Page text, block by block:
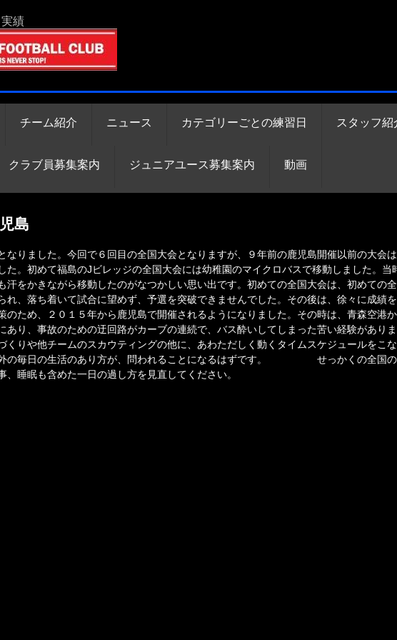
績
チーム紹介 ニュース カテゴリーごとの練習日 スタッフ紹
クラブ員募集案内 ジュニアユース募集案内 動画
島
りました。今回で６回目の全国大会となりますが、９年前の鹿児島開催以前の大会
た。初めて福島のJビレッジの全国大会には幼稚園のマイクロバスで移動しました。
汗をかきながら移動したのがなつかしい思い出です。初めての全国大会は、初めての
れ、落ち着いて試合に望めず、予選を突破できませんでした。その後は、徐々に成績
のため、２０１５年から鹿児島で開催されるようになりました。その時は、青森空港
あり、事故のための迂回路がカーブの連続で、バス酔いしてしまった苦い経験があり
くりや他チームのスカウティングの他に、あわただしく動くタイムスケジュールをこ
外の毎日の生活のあり方が、問われることになるはずです。 せっかくの全国の
、睡眠も含めた一日の過し方を見直してください。